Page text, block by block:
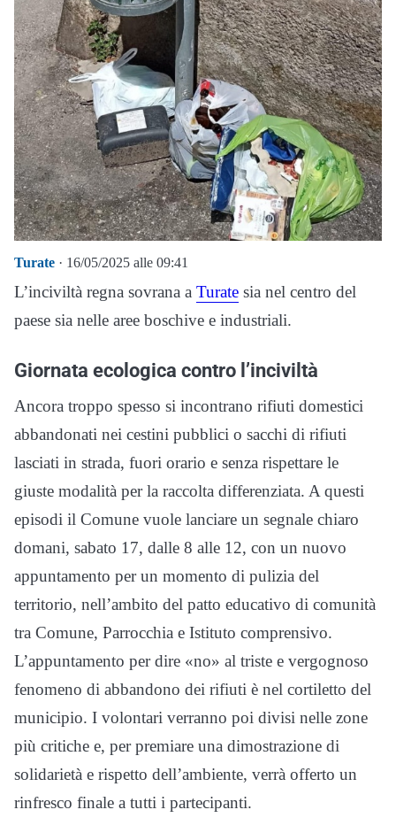
Turate · 16/05/2025 alle 09:41
L’inciviltà regna sovrana a Turate sia nel centro del
paese sia nelle aree boschive e industriali.
Giornata ecologica contro l’inciviltà
Ancora troppo spesso si incontrano rifiuti domestici
abbandonati nei cestini pubblici o sacchi di rifiuti
lasciati in strada, fuori orario e senza rispettare le
giuste modalità per la raccolta differenziata. A questi
episodi il Comune vuole lanciare un segnale chiaro
domani, sabato 17, dalle 8 alle 12, con un nuovo
appuntamento per un momento di pulizia del
territorio, nell’ambito del patto educativo di comunità
tra Comune, Parrocchia e Istituto comprensivo.
L’appuntamento per dire «no» al triste e vergognoso
fenomeno di abbandono dei rifiuti è nel cortiletto del
municipio. I volontari verranno poi divisi nelle zone
più critiche e, per premiare una dimostrazione di
solidarietà e rispetto dell’ambiente, verrà offerto un
rinfresco finale a tutti i partecipanti.